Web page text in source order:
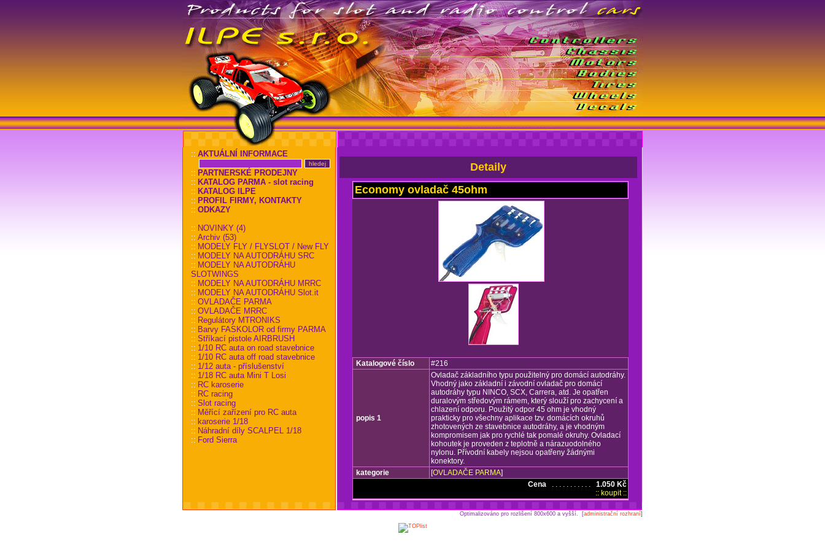
:: AKTUÁLNÍ INFORMACE
:: PARTNERSKÉ PRODEJNY
:: KATALOG PARMA - slot racing
:: KATALOG ILPE
:: PROFIL FIRMY, KONTAKTY
:: ODKAZY
:: NOVINKY (4)
:: Archiv (53)
:: MODELY FLY / FLYSLOT / New FLY
:: MODELY NA AUTODRÁHU SRC
:: MODELY NA AUTODRÁHU
SLOTWINGS
:: MODELY NA AUTODRÁHU MRRC
:: MODELY NA AUTODRÁHU Slot.it
:: OVLADAČE PARMA
:: OVLADAČE MRRC
:: Regulátory MTRONIKS
:: Barvy FASKOLOR od firmy PARMA
:: Stříkací pistole AIRBRUSH
:: 1/10 RC auta on road stavebnice
:: 1/10 RC auta off road stavebnice
:: 1/12 auta - příslušenství
:: 1/18 RC auta Mini T Losi
:: RC karoserie
:: RC racing
:: Slot racing
:: Měřící zařízení pro RC auta
:: karoserie 1/18
:: Náhradní díly SCALPEL 1/18
:: Ford Sierra
Detaily
Economy ovladač 45ohm
Katalogové číslo #216
popis 1
Ovladač základního typu použitelný pro domácí autodráhy.
Vhodný jako základní i závodní ovladač pro domácí
autodráhy typu NINCO, SCX, Carrera, atd. Je opatřen
duralovým středovým rámem, který slouží pro zachycení a
chlazení odporu. Použitý odpor 45 ohm je vhodný
prakticky pro všechny aplikace tzv. domácích okruhů
zhotovených ze stavebnice autodráhy, a je vhodným
kompromisem jak pro rychlé tak pomalé okruhy. Ovladací
kohoutek je proveden z teplotně a nárazuodolného
nylonu. Přívodní kabely nejsou opatřeny žádnými
konektory.
kategorie
[OVLADAČE PARMA]
Cena . . . . . . . . . . . 1.050 Kč
:: koupit ::
Optimalizováno pro rozlišení 800x600 a vyšší. [administrační rozhraní]